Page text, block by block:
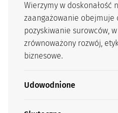
Wierzymy w doskonałość
zaangażowanie obejmuje
pozyskiwanie surowców,
zrównoważony rozwój,
biznesowe.
Udowodnione